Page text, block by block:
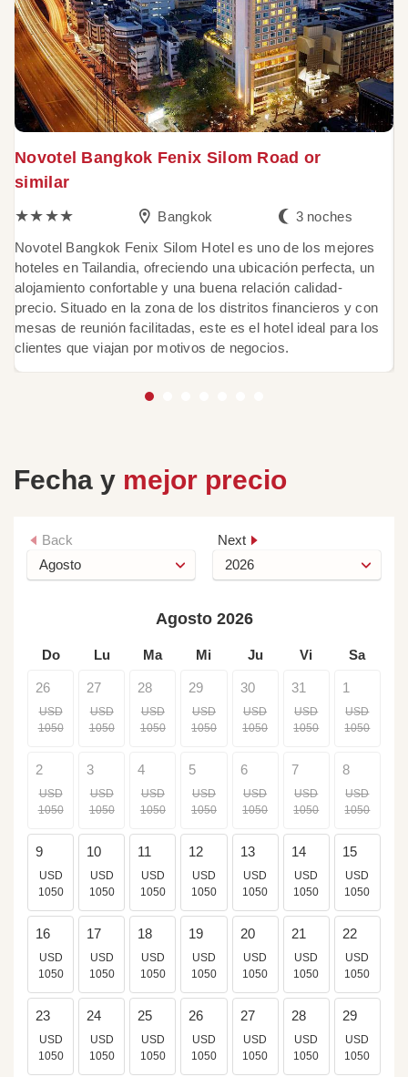
Novotel Bangkok Fenix Silom Road or
similar
★★★★
Bangkok 3 noches
Novotel Bangkok Fenix Silom Hotel es uno de los mejores
hoteles en Tailandia, ofreciendo una ubicación perfecta, un
alojamiento confortable y una buena relación calidad-
precio. Situado en la zona de los distritos financieros y con
mesas de reunión facilitadas, este es el hotel ideal para los
clientes que viajan por motivos de negocios.
Fecha y mejor precio
Back Next
Agosto 2026
Do Lu Ma Mi Ju Vi Sa
26
USD
1050
27
USD
1050
28
USD
1050
29
USD
1050
30
USD
1050
31
USD
1050
1
USD
1050
2
USD
1050
3
USD
1050
4
USD
1050
5
USD
1050
6
USD
1050
7
USD
1050
8
USD
1050
9
USD
1050
10
USD
1050
11
USD
1050
12
USD
1050
13
USD
1050
14
USD
1050
15
USD
1050
16
USD
1050
17
USD
1050
18
USD
1050
19
USD
1050
20
USD
1050
21
USD
1050
22
USD
1050
23
USD
1050
24
USD
1050
25
USD
1050
26
USD
1050
27
USD
1050
28
USD
1050
29
USD
1050